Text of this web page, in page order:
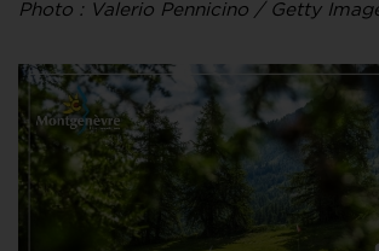
Photo : Valerio Pennicino / Getty